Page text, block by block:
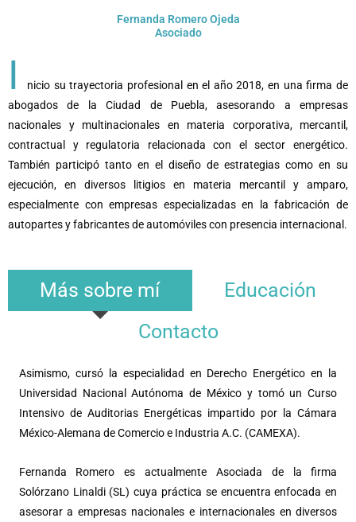
Fernanda Romero Ojeda
Asociado
I
nicio su trayectoria profesional en el año 2018, en una firma de
abogados de la Ciudad de Puebla, asesorando a empresas
nacionales y multinacionales en materia corporativa, mercantil,
contractual y regulatoria relacionada con el sector energético.
También participó tanto en el diseño de estrategias como en su
ejecución, en diversos litigios en materia mercantil y amparo,
especialmente con empresas especializadas en la fabricación de
autopartes y fabricantes de automóviles con presencia internacional.
Más sobre mí
Educación
Contacto
Asimismo, cursó la especialidad en Derecho Energético en la
Universidad Nacional Autónoma de México y tomó un Curso
Intensivo de Auditorias Energéticas impartido por la Cámara
México-Alemana de Comercio e Industria A.C. (CAMEXA).
Fernanda Romero es actualmente Asociada de la firma
Solórzano Linaldi (SL) cuya práctica se encuentra enfocada en
asesorar a empresas nacionales e internacionales en diversos